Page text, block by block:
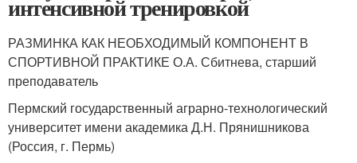
интенсивной тренировкой
РАЗМИНКА КАК НЕОБХОДИМЫЙ КОМПОНЕНТ В
СПОРТИВНОЙ ПРАКТИКЕ О.А. Сбитнева, старший
преподаватель
Пермский государственный аграрно-технологический
университет имени академика Д.Н. Прянишникова
(Россия, г. Пермь)